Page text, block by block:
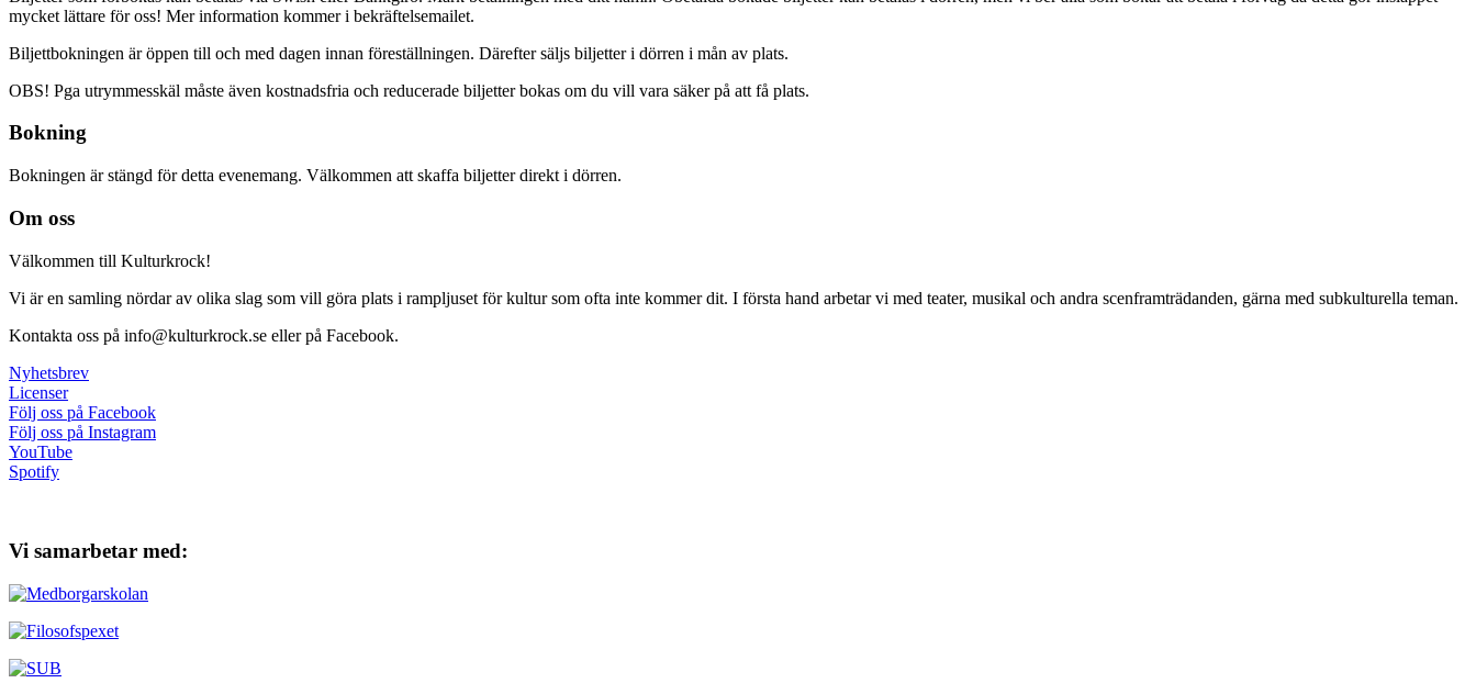
mycket lättare för oss! Mer information kommer i bekräftelsemailet.
Biljettbokningen är öppen till och med dagen innan föreställningen. Därefter säljs biljetter i dörren i mån av plats.
OBS! Pga utrymmesskäl måste även kostnadsfria och reducerade biljetter bokas om du vill vara säker på att få plats.
Bokning
Bokningen är stängd för detta evenemang. Välkommen att skaffa biljetter direkt i dörren.
Inläggsnavigering
Om oss
Välkommen till Kulturkrock!
Vi är en samling nördar av olika slag som vill göra plats i rampljuset för kultur som ofta inte kommer dit. I första hand arbetar vi med teater, musikal och andra scenframträdanden, gärna med subkulturella teman.
Kontakta oss på info@kulturkrock.se eller på Facebook.
Nyhetsbrev
Licenser
Följ oss på Facebook
Följ oss på Instagram
YouTube
Spotify
Vi samarbetar med: